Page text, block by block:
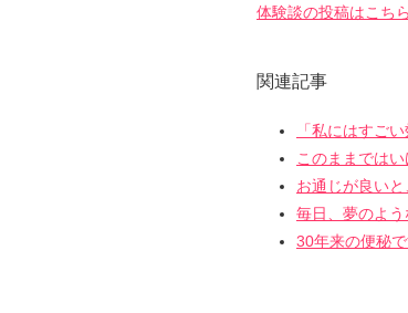
体験談の投稿はこちら
関連記事
「私にはすご
このままでは
お通じが良いと
毎日、夢のよう
30年来の便秘で